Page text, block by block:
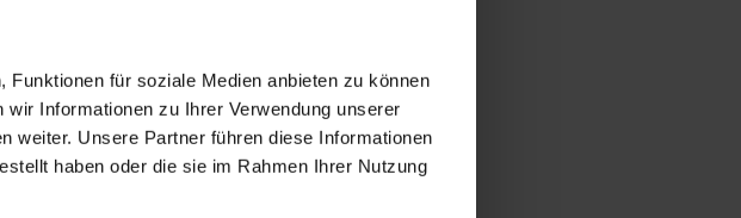
für soziale Medien anbieten zu können
Informationen zu Ihrer Verwendung unserer
weiter. Unsere Partner führen diese Informationen
haben oder die sie im Rahmen Ihrer Nutzung